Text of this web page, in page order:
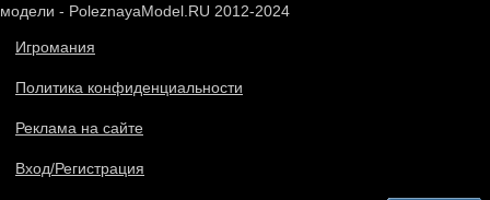
модели - PoleznayaModel.RU 2012-2024
Игромания
Политика конфиденциальности
Реклама на сайте
Вход/Регистрация